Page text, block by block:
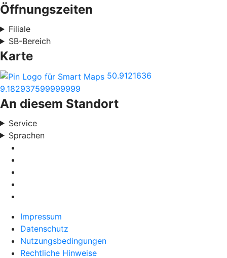
Öffnungszeiten
Filiale
SB-Bereich
Karte
50.9121636
9.182937599999999
An diesem Standort
Service
Sprachen
Impressum
Datenschutz
Nutzungsbedingungen
Rechtliche Hinweise